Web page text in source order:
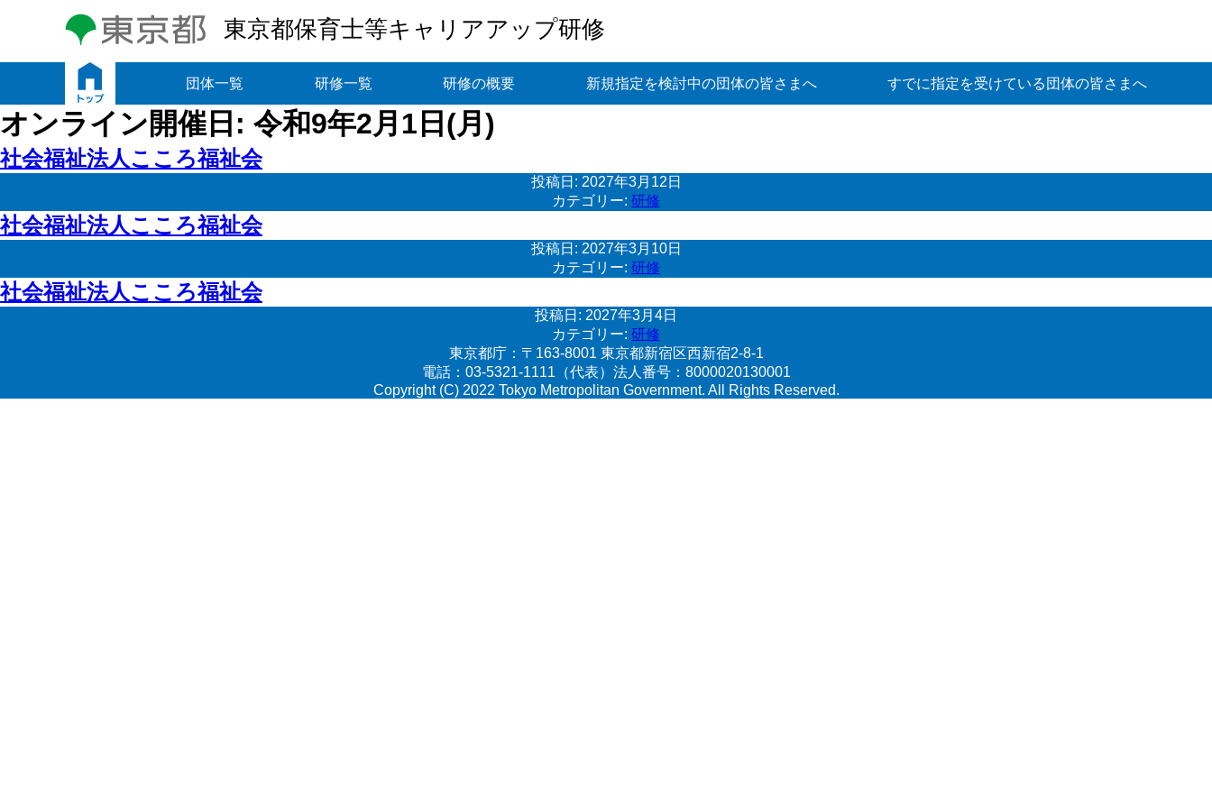
東京都保育士等キャリアアップ研修
団体一覧 研修一覧 研修の概要 新規指定を検討中の団体の皆さまへ すでに指定を受けている団体の皆さまへ
オンライン開催日: 令和9年2月1日(月)
社会福祉法人こころ福祉会
投稿日: 2027年3月12日
カテゴリー: 研修
社会福祉法人こころ福祉会
投稿日: 2027年3月10日
カテゴリー: 研修
社会福祉法人こころ福祉会
投稿日: 2027年3月4日
カテゴリー: 研修
東京都庁：〒163-8001 東京都新宿区西新宿2-8-1
電話：03-5321-1111（代表）法人番号：8000020130001
Copyright (C) 2022 Tokyo Metropolitan Government. All Rights Reserved.